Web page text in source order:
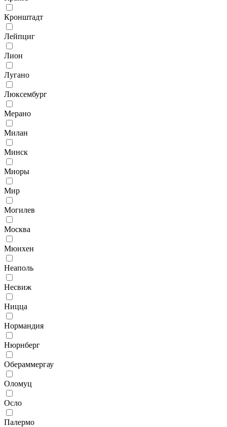
Кронштадт
Лейпциг
Лион
Лугано
Люксембург
Мерано
Милан
Минск
Миоры
Мир
Могилев
Москва
Мюнхен
Неаполь
Несвиж
Ницца
Нормандия
Нюрнберг
Обераммергау
Оломуц
Осло
Палермо